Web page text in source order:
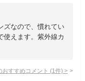
ズなので、慣れてい
使えます。紫外線カ
おすすめコメント (1 件) >